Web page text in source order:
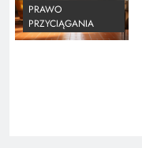
PRAWO
PRZYCIĄGANIA